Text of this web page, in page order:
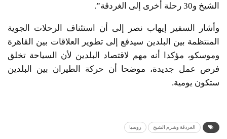
الشيخ و30 رحلة أخرى إلى الغردقة”.
وأشار السفير إيهاب نصر إلى أن استئناف الرحلات الجوية
المنتظمة بين البلدين سيدفع إلى تطوير العلاقات بين القاهرة
وموسكو، مؤكدا أنه مهم لاقتصاد البلدين لأن السياحة تخلق
فرص عمل جديدة، موضحا أن حركة الطيران بين البلدين
ستكون يومية.
الغردقة وشرم الشيخ روسيا